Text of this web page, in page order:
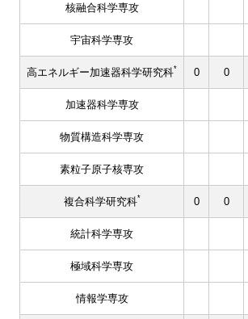
核融合科学専攻
宇宙科学専攻
高エネルギー加速器科学研究科* 0 0
加速器科学専攻
物質構造科学専攻
素粒子原子核専攻
複合科学研究科* 0 0
統計科学専攻
極域科学専攻
情報学専攻